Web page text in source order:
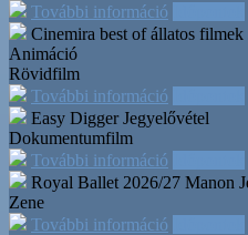
További információ
Cinemira best of állatos filmek
Animáció
Rövidfilm
További információ
Easy Digger Jegyelővétel
Dokumentumfilm
További információ
Royal Ballet 2026/27 Manon
Zene
További információ